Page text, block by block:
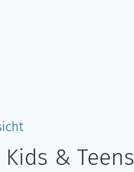
& Teens